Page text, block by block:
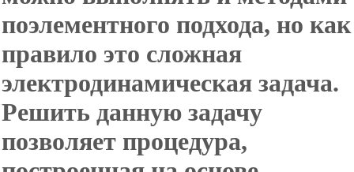
поэлементного подхода, но как
правило это сложная
электродинамическая задача.
Решить данную задачу
позволяет процедура,